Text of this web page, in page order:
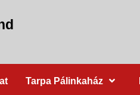
Tarpa Pálinkaház